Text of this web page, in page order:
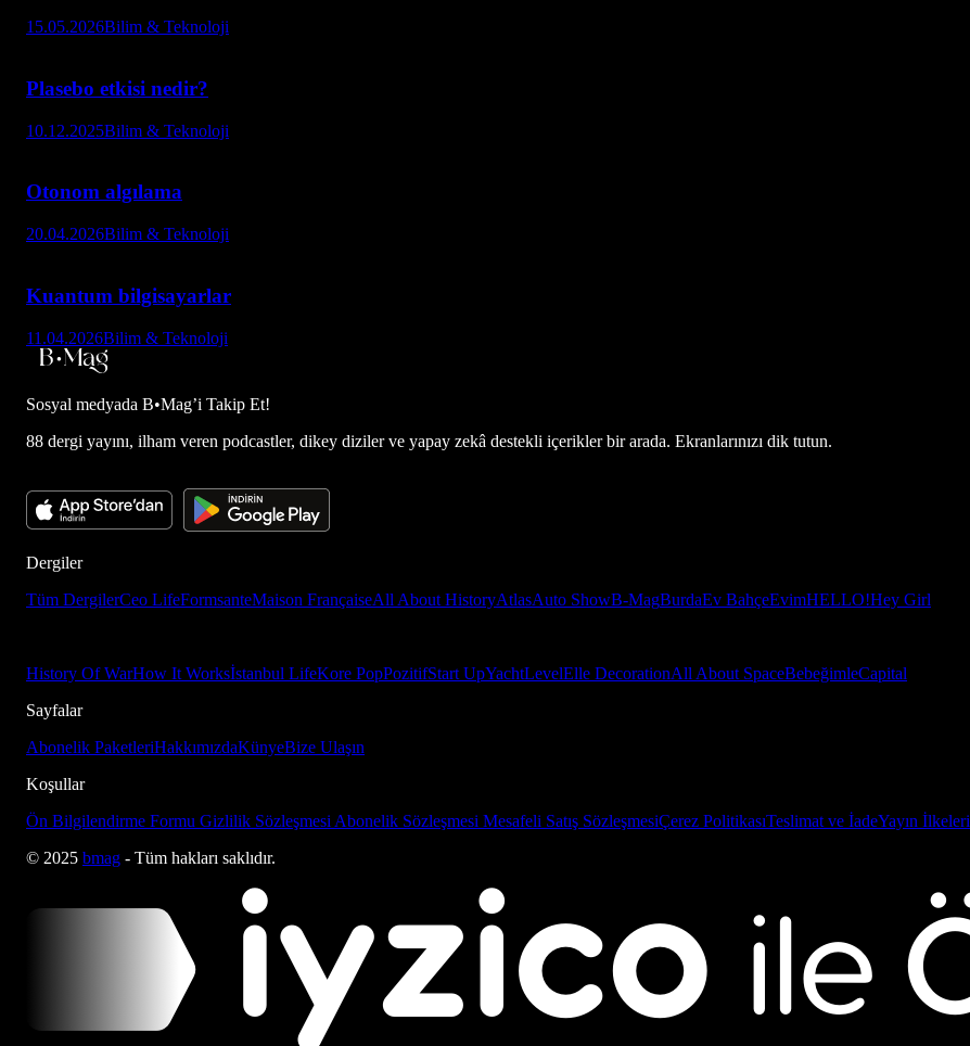
15.05.2026Bilim & Teknoloji
Plasebo etkisi nedir?
10.12.2025Bilim & Teknoloji
Otonom algılama
20.04.2026Bilim & Teknoloji
Kuantum bilgisayarlar
11.04.2026Bilim & Teknoloji
Sosyal medyada B•Mag’i Takip Et!
88 dergi yayını, ilham veren podcastler, dikey diziler ve yapay zekâ destekli içerikler bir arada. Ekranlarınızı dik tutun.
Dergiler
Tüm DergilerCeo LifeFormsanteMaison FrançaiseAll About HistoryAtlasAuto ShowB-MagBurdaEv BahçeEvimHELLO!Hey Girl
History Of WarHow It Worksİstanbul LifeKore PopPozitifStart UpYachtLevelElle DecorationAll About SpaceBebeğimleCapital
Sayfalar
Abonelik PaketleriHakkımızdaKünyeBize Ulaşın
Koşullar
Ön Bilgilendirme Formu Gizlilik Sözleşmesi Abonelik Sözleşmesi Mesafeli Satış SözleşmesiÇerez PolitikasıTeslimat ve İadeYayın İlkeleri
© 2025 bmag - Tüm hakları saklıdır.